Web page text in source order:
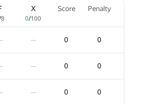
8
X
0/100
Score Penalty
— 0 0
— 0 0
— 0 0